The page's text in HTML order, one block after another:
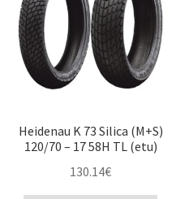
Heidenau K 73 Silica (M+S)
120/70 – 17 58H TL (etu)
130.14€